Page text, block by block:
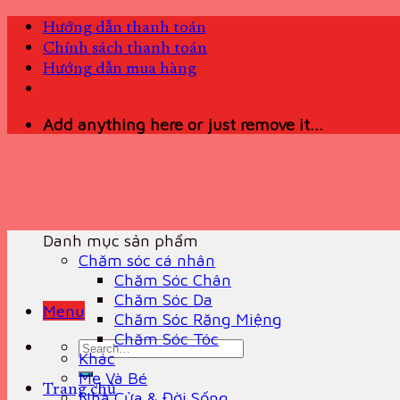
Skip
content
Hướng dẫn thanh toán
Chính sách thanh toán
Hướng dẫn mua hàng
Add anything here or just remove it...
Menu
Search
for:
Trang chủ
Danh mục sản phẩm
Chăm sóc cá nhân
Chăm Sóc Chân
Chăm Sóc Da
Chăm Sóc Răng Miệng
Chăm Sóc Tóc
Khác
Mẹ Và Bé